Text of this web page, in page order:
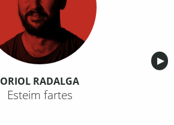
▶︎
ORIOL RADALGA
Esteim fartes